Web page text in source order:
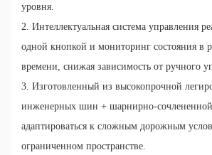
уровня.
2. Интеллектуальная система управления
одной кнопкой и мониторинг состояния в
времени, снижая зависимость от ручного
3. Изготовленный из высокопрочной
инженерных шин + шарнирно-
адаптироваться к сложным дорожным
ограниченном пространстве.